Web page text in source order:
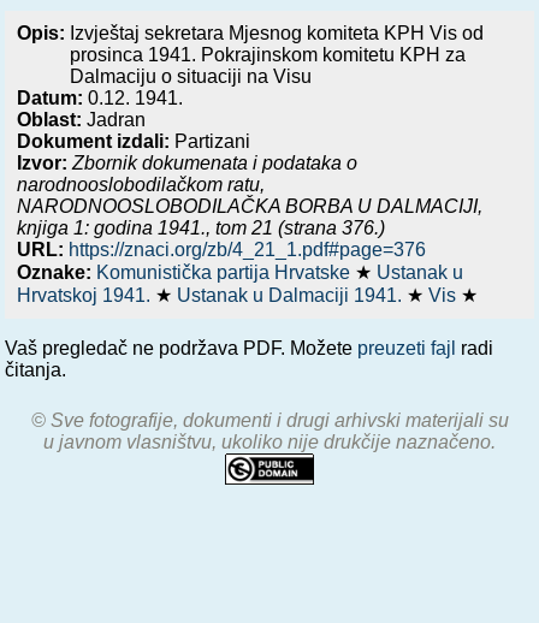
Opis: Izvještaj sekretara Mjesnog komiteta KPH Vis od
prosinca 1941. Pokrajinskom komitetu KPH za
Dalmaciju o situaciji na Visu
Datum:0.12. 1941.
Oblast: Jadran
Dokument izdali: Partizani
Izvor: Zbornik dokumenata i podataka o
narodnooslobodilačkom ratu,
NARODNOOSLOBODILAČKA BORBA U DALMACIJI,
knjiga 1: godina 1941., tom 21 (strana 376.)
URL: https://znaci.org/zb/4_21_1.pdf#page=376
Oznake: Komunistička partija Hrvatske ★ Ustanak u
Hrvatskoj 1941. ★ Ustanak u Dalmaciji 1941. ★Vis ★
Vaš pregledač ne podržava PDF. Možete preuzeti fajl radi
čitanja.
© Sve fotografije, dokumenti i drugi arhivski materijali su
u javnom vlasništvu, ukoliko nije drukčije naznačeno.